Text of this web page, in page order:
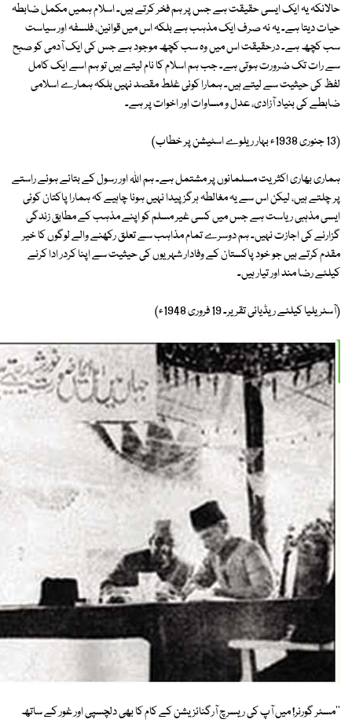
حالانکہ یہ ایک ایسی حقیقت ہے جس پر ہم فخر کرتے ہیں۔ اسلام ہمیں مکمل ضابطہ
حیات دیتا ہے۔ یہ نہ صرف ایک مذہب ہے بلکہ اس میں قوانین، فلسفہ اور سیاست
سب کچھ ہے۔ درحقیقت اس میں وہ سب کچھ موجود ہے جس کی ایک آدمی کو صبح
سے رات تک ضرورت ہوتی ہے۔ جب ہم اسلام کا نام لیتے ہیں تو ہم اسے ایک کامل
لفظ کی حیثیت سے لیتے ہیں۔ ہمارا کوئی غلط مقصد نہیں بلکہ ہمارے اسلامی
ضابطے کی بنیاد آزادی، عدل و مساوات اور اخوات پر ہے۔
(13 جنوری 1938ء بہار ریلوے اسٹیشن پر خطاب)
ہماری بھاری اکثریت مسلمانوں پر مشتمل ہے۔ ہم اللہ اور رسول کے بتائے ہوئے راستے
پر چلتے ہیں، لیکن اس سے یہ مغالطہ ہرگز پیدا نہیں ہونا چاہیے کہ ہمارا پاکتان کوئی
ایسی مذہبی ریاست ہے جس میں کسی غیر مسلم کو اپنے مذہب کے مطابق زندگی
گزارنے کی اجازت نہیں۔ ہم دوسرے تمام مذاہب سے تعلق رکھنے والے لوگوں کا خیر
مقدم کرتے ہیں جو خود پاکستان کے وفادار شہریوں کی حیثیت سے اپنا کردر ادا کرنے
کیلئے رضا مند اور تیار ہیں۔
(آسٹریلیا کیلئے ریڈیائی تقریر۔ 19 فروری 1948ء)
''مسٹر گورنر! میں آپ کی ریسرچ آرگنائزیشن کے کام کا بھی دلچسپی اور غور کے ساتھ